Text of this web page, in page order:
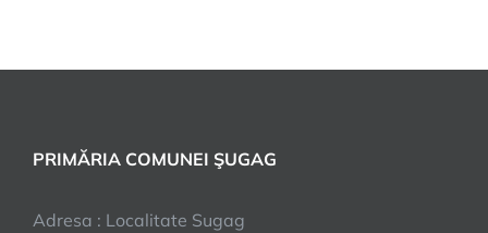
PRIMĂRIA COMUNEI ŞUGAG
Adresa : Localitate Sugag